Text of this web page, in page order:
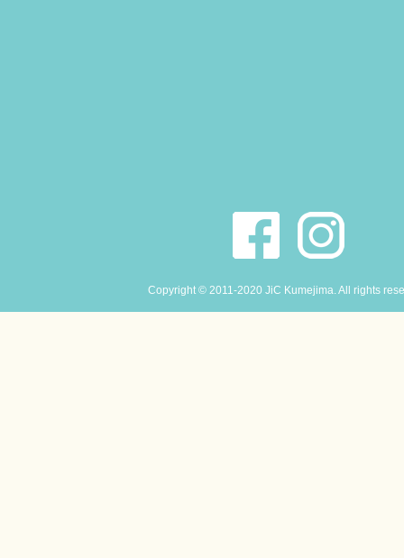
Copyright © 2011-2020 JiC Kumejima. All rights